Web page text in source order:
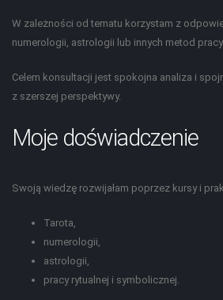
W zależności od tematu korzystam z
numerologii, astrologii lub innych metod
Celem konsultacji jest spokojna analiza i
z szerszej perspektywy.
Moje doświadczenie
Swoją wiedzę rozwijałam poprzez kursy i
Tarota,
numerologii,
astrologii,
pracy rytualnej i symbolicznej.